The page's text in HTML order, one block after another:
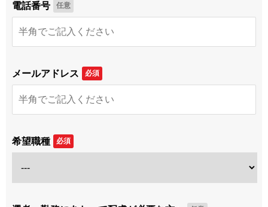
電話番号 任意
メールアドレス 必須
希望職種 必須